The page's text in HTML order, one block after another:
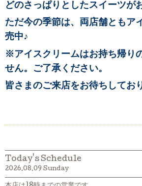
どのさっぱりとしたスイーツが
ただ今の季節は、両店舗ともア
売中♪
※アイスクリームはお持ち帰り
せん。ご了承ください。
皆さまのご来店をお待ちしてお
Today's Schedule
2026.08.09 Sunday